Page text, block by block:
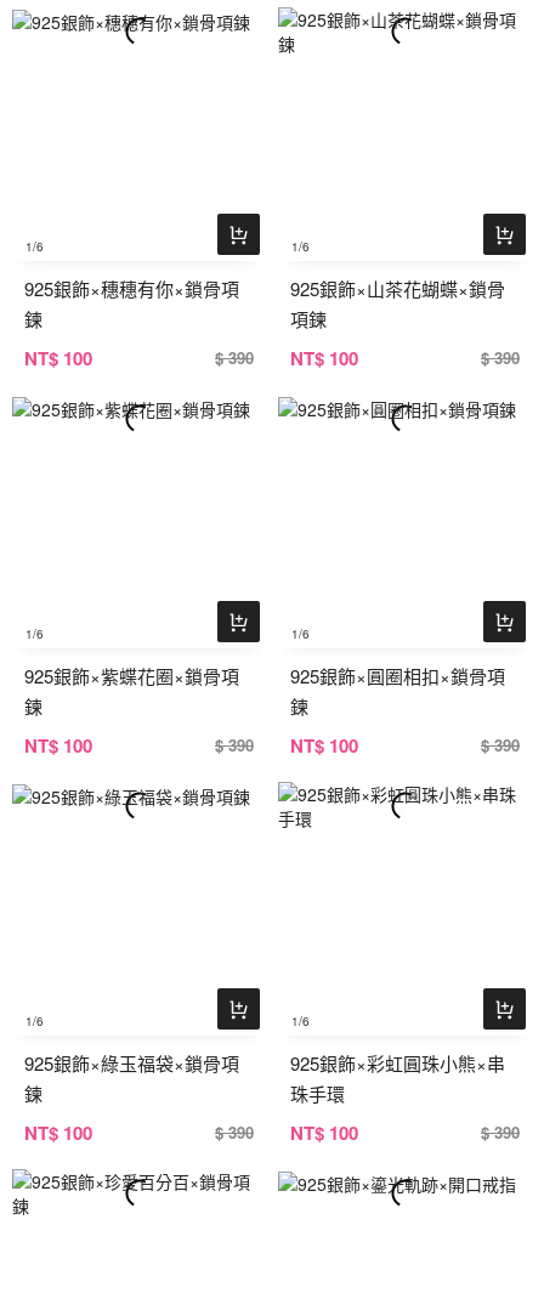
1/6
925銀飾×穗穗有你×鎖骨項
鍊
NT$ 100 $ 390
1/6
925銀飾×山茶花蝴蝶×鎖骨
項鍊
NT$ 100 $ 390
1/6
925銀飾×紫蝶花圈×鎖骨項
鍊
NT$ 100 $ 390
1/6
925銀飾×圓圈相扣×鎖骨項
鍊
NT$ 100 $ 390
1/6
925銀飾×綠玉福袋×鎖骨項
鍊
NT$ 100 $ 390
1/6
925銀飾×彩虹圓珠小熊×串
珠手環
NT$ 100 $ 390